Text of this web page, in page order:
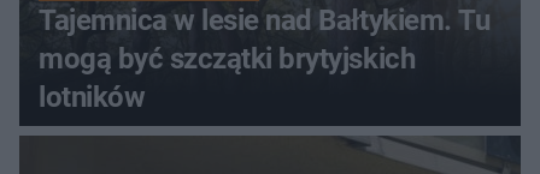
Tajemnica w lesie nad Bałtykiem. Tu
mogą być szczątki brytyjskich
lotników